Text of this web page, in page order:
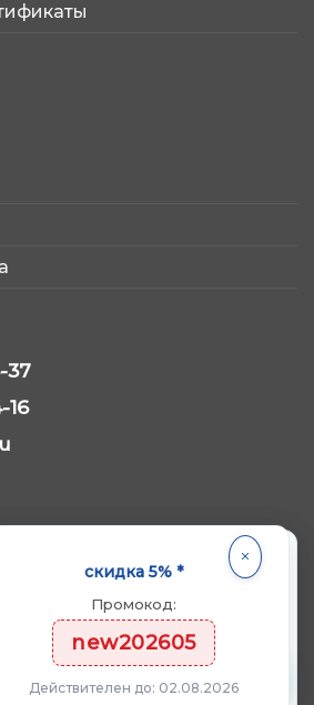
37
16
Продолжая пользоваться
с
Политикой обработки и
данных
иПолитикой
OK
Все права защищены
персональных данных
использования cookie
на рекламные материалы
скидка 5% *
Промокод:
new202605
Действителен до: 02.08.2026